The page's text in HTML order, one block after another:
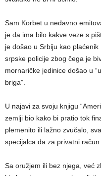
Sam Korbet u nedavno
je da ima bilo kakve veze s
je došao u Srbiju kao
srpske policije zbog čega je
mornaričke jedinice došao u
briga”.
U najavi za svoju knjigu
zemlji bio kako bi pratio tok
plemenito ili lažno zvučalo,
specijalca da za privatni
Sa oružjem ili bez njega, već